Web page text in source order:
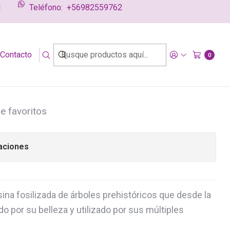
Contacto 0
Teléfono: +56982559762
ámbar limón, cuarzo
favoritos
fosilizada de árboles prehistóricos que desde la
por su belleza y utilizado por sus múltiples